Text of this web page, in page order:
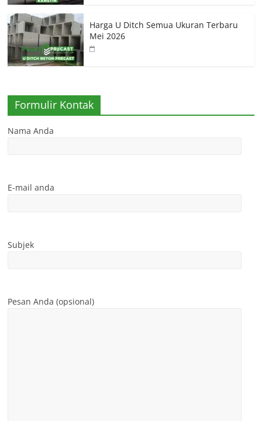
Harga U Ditch Semua Ukuran Terbaru
Mei 2026
Formulir Kontak
Nama Anda
E-mail anda
Subjek
Pesan Anda (opsional)